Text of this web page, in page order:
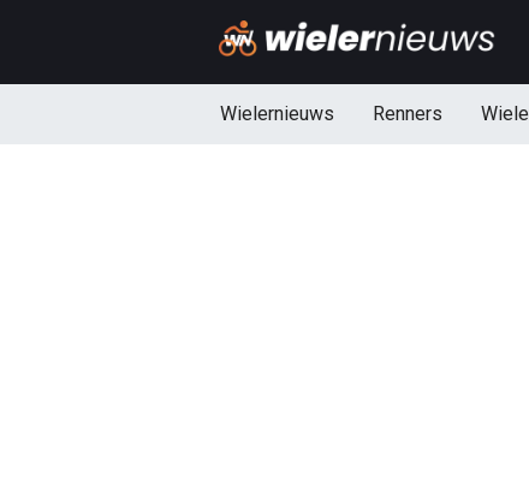
Wielernieuws Renners